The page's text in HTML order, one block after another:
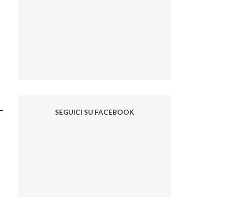
SEGUICI SU FACEBOOK